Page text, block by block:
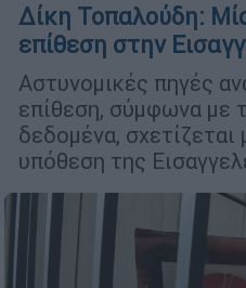
Δίκη Τοπαλούδη:
επίθεση στην
Αστυνομικές πηγές
επίθεση, σύμφωνα με
δεδομένα,
υπόθεση της